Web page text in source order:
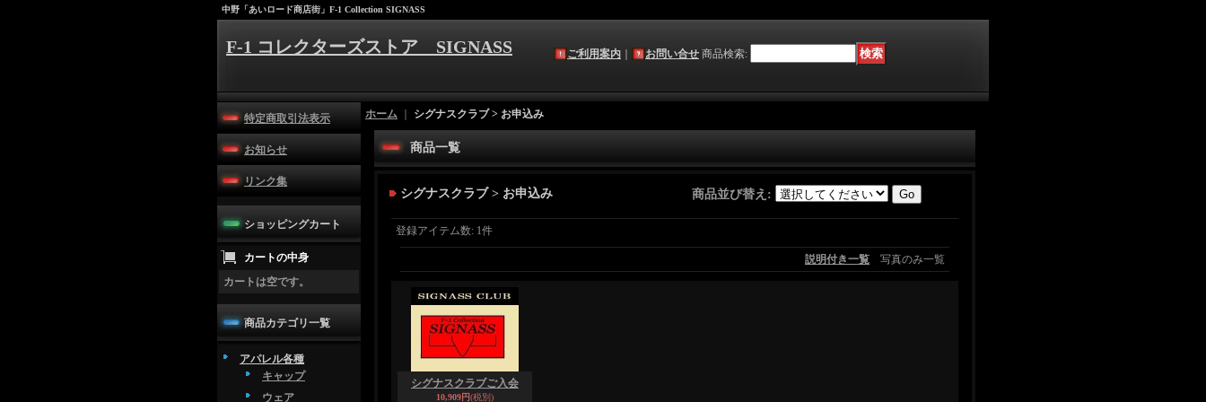
中野「あいロード商店街」F-1 Collection SIGNASS
F-1 コレクターズストア SIGNASS ご利用案内 お問い合せ 商品検索:
特定商取引法表示
お知らせ
リンク集
ショッピングカート
カートの中身
カートは空です。
商品カテゴリ一覧
アパレル各種
キャップ
ウェア
ホーム シグナスクラブ > お申込み
商品一覧
シグナスクラブ > お申込み 商品並び替え :
登録アイテム数: 1件
説明付き一覧 写真のみ一覧
シグナスクラブご入会
10,909円(税別)